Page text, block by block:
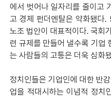
에서 벗어나 일자리를 줄이고
고 경제 펀더멘탈은 약화됐다
노조 법안이 대표적이다. 국회
련 규제를 만들어 낼수록 기업
는 사람들의 고통은 더욱 심화
정치인들은 기업인에 대한 반
업을 적대시하는 이념적 정치